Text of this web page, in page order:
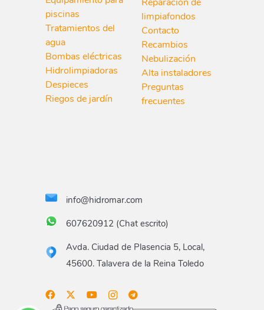
piscinas
Tratamientos del
agua
Bombas eléctricas
Hidrolimpiadoras
Despieces
Riegos de jardín
limpiafondos
Contacto
Recambios
Nebulización
Alta instaladores
Preguntas
frecuentes
info@hidromar.com
607620912 (Chat escrito)
Avda. Ciudad de Plasencia 5, Local,
45600. Talavera de la Reina Toledo